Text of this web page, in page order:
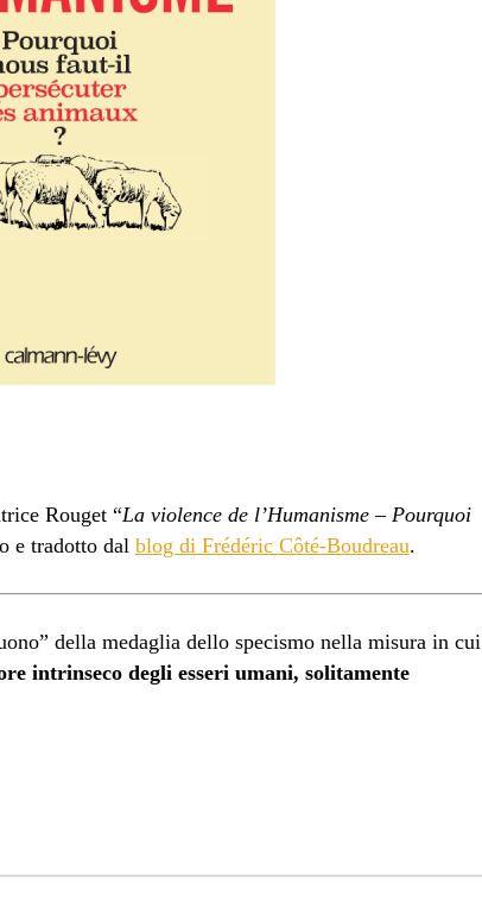
Rouget “La violence de l’Humanisme – Pourquoi
e tradotto dal blog di Frédéric Côté-Boudreau.
della medaglia dello specismo nella misura in cui
intrinseco degli esseri umani, solitamente